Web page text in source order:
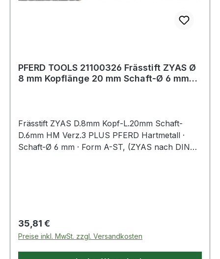
PFERD TOOLS 21100326 Frässtift ZYAS Ø
8 mm Kopflänge 20 mm Schaft-Ø 6 mm
Frässtift ZYAS D.8mm Kopf-L.20mm Schaft-
D.6mm HM Verz.3 PLUS PFERD Hartmetall ·
Schaft-Ø 6 mm · Form A-ST, (ZYAS nach DIN
Regulärer Preis:
35,81 €
Preise inkl. MwSt. zzgl. Versandkosten